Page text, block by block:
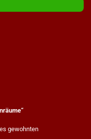
gewohnten